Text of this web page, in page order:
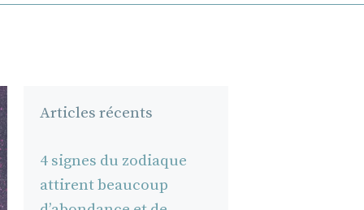
Articles récents
4 signes du zodiaque
attirent beaucoup